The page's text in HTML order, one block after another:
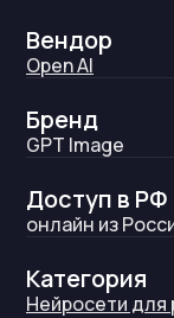
Вендор
Open AI
Бренд
GPT Image
Доступ в РФ
онлайн из
Категория
Нейросети для